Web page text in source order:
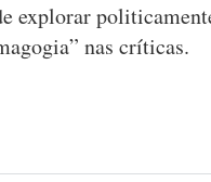
explorar
nas críticas.